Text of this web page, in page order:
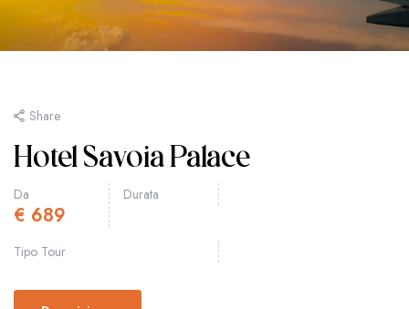
Share
Hotel Savoia Palace
Da
€ 689
Durata
Tipo Tour